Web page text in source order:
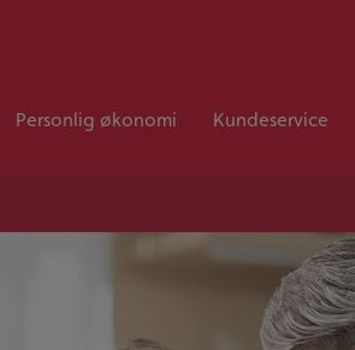
Personlig økonomi Kundeservice